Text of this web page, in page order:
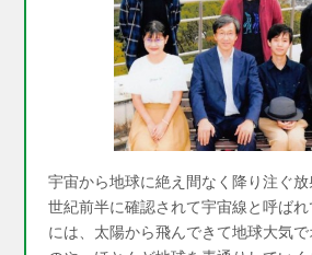
宇宙から地球に絶え間なく降り注ぐ
世紀前半に確認されて宇宙線と呼ば
には、太陽から飛んできて地球大気